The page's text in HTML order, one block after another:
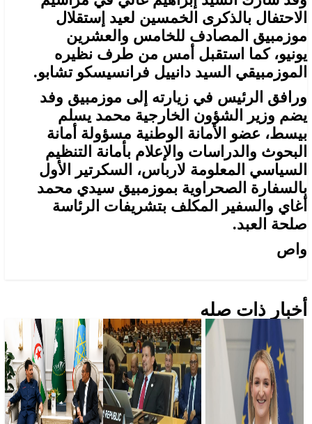
الاحتفال بالذكرى الخمسين لعيد إستقلال
موزمبيق المصادف للخامس والعشرين
يونيو، كما استقبل أمس من طرف نظيره
الموزمبيقي السيد دانييل فرانسيسكو تشابو.
ورافق الرئيس في زيارته إلى موزمبيق وفد
يضم وزير الشؤون الخارجية محمد يسلم
بيسط، عضو الأمانة الوطنية مسؤولة أمانة
البحوث والدراسات والإعلام بأمانة التنظيم
السياسي المعلومة لارباس، السكرتير الأول
بالسفارة الصحراوية بموزمبيق سيدي محمد
أغاي والسفير المكلف بتشريفات الرئاسة
صلحة العبد.
واص
أخبار ذات صله